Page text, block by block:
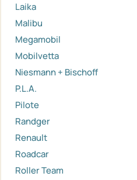
Laika
Malibu
Megamobil
Mobilvetta
Niesmann + Bischoff
P.L.A.
Pilote
Randger
Renault
Roadcar
Roller Team